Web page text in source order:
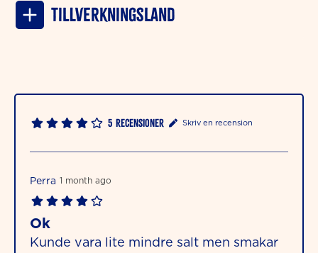
Tillverkningsland
5 Recensioner Skriv en recension
Perra 1 month ago
Ok
Kunde vara lite mindre salt men smakar